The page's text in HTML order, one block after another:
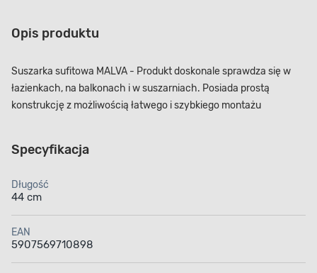
Opis produktu
Suszarka sufitowa MALVA - Produkt doskonale sprawdza się w
łazienkach, na balkonach i w suszarniach. Posiada prostą
konstrukcję z możliwością łatwego i szybkiego montażu
Specyfikacja
Długość
44 cm
EAN
5907569710898